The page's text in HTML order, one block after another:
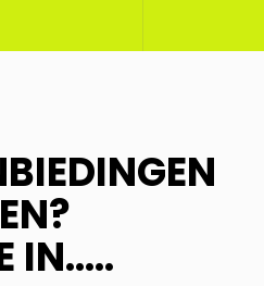
IN.....